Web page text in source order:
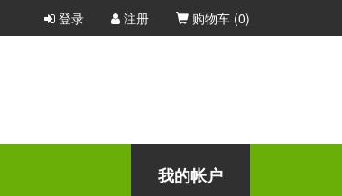
登录 注册 购物车 (0)
我的帐户